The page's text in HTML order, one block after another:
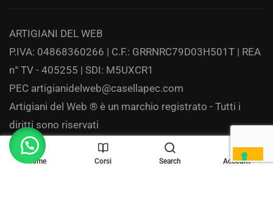
ARTIGIANI DEL WEB
P.IVA: 04868360266 | C.F.: GRRNRC79D03H501T | REA
n° TV - 405255 | SDI: M5UXCR1
PEC artigianidelweb@casellapec.com
Artigiani del Web ® è un marchio registrato - Tutti i
diritti sono riservati
Privacy
Home Corsi Search Account